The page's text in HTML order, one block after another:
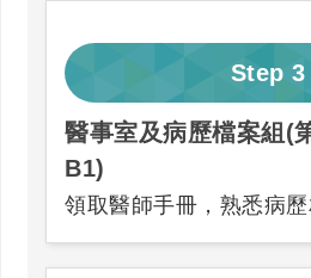
Step 3
醫事室及病歷檔案組(
B1)
領取醫師手冊，熟悉病